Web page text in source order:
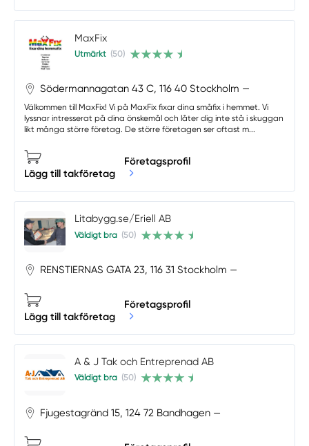
MaxFix
Utmärkt (50)
Södermannagatan 43 C, 116 40 Stockholm —
Välkommen till MaxFix! Vi på MaxFix fixar dina småfix i hemmet. Vi
lyssnar intresserat på dina önskemål och låter dig inte stå i skuggan
likt många större företag. De större företagen ser oftast m...
Lägg till takföretag
Företagsprofil
Litabygg.se/Eriell AB
Väldigt bra (50)
RENSTIERNAS GATA 23, 116 31 Stockholm —
Lägg till takföretag
Företagsprofil
A & J Tak och Entreprenad AB
Väldigt bra (50)
Fjugestagränd 15, 124 72 Bandhagen —